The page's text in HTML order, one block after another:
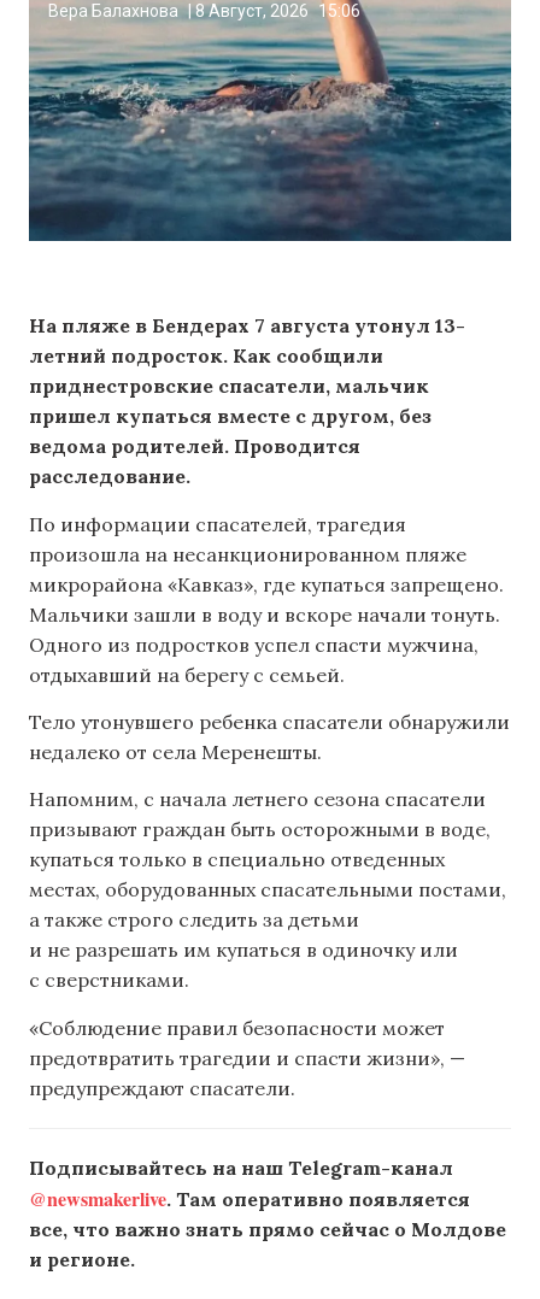
Вера Балахнова |8 Август, 2026 15:06
На пляже в Бендерах 7 августа утонул 13-
летний подросток. Как сообщили
приднестровские спасатели, мальчик
пришел купаться вместе с другом, без
ведома родителей. Проводится
расследование.
По информации спасателей, трагедия
произошла на несанкционированном пляже
микрорайона «Кавказ», где купаться запрещено.
Мальчики зашли в воду и вскоре начали тонуть.
Одного из подростков успел спасти мужчина,
отдыхавший на берегу с семьей.
Тело утонувшего ребенка спасатели обнаружили
недалеко от села Меренешты.
Напомним, с начала летнего сезона спасатели
призывают граждан быть осторожными в воде,
купаться только в специально отведенных
местах, оборудованных спасательными постами,
а также строго следить за детьми
и не разрешать им купаться в одиночку или
с сверстниками.
«Соблюдение правил безопасности может
предотвратить трагедии и спасти жизни», —
предупреждают спасатели.
Подписывайтесь на наш Telegram-канал
@newsmakerlive. Там оперативно появляется
все, что важно знать прямо сейчас о Молдове
и регионе.